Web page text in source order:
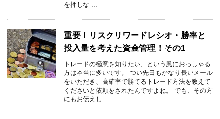
を押しな ...
重要！リスクリワードレシオ・勝率と
投入量を考えた資金管理！その1
トレードの極意を知りたい、という風におっしゃる
方は本当に多いです。 つい先日もかなり長いメール
をいただき、高確率で勝てるトレード方法を教えて
くださいと依頼をされたんですよね。 でも、その方
にもお伝えし ...